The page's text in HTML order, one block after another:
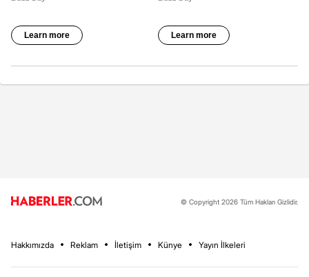
© Copyright 2026 Tüm Hakları Gizlidir.
Hakkımızda Reklam İletişim Künye Yayın İlkeleri